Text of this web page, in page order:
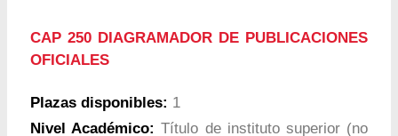
CAP 250 DIAGRAMADOR DE PUBLICACIONES
OFICIALES
Plazas disponibles: 1
Nivel Académico: Título de instituto superior (no